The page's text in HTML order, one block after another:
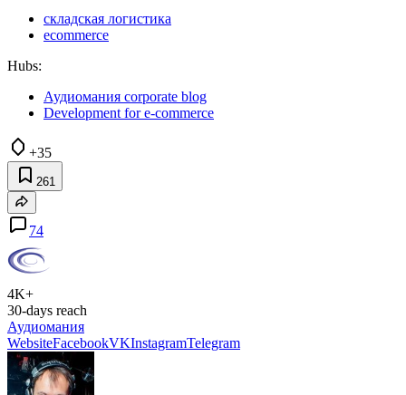
складская логистика
ecommerce
Hubs:
Аудиомания corporate blog
Development for e-commerce
+35
261
74
4K+
30-days reach
Аудиомания
WebsiteFacebookVKInstagramTelegram